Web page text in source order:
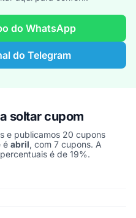
do WhatsApp
do Telegram
soltar cupom
e publicamos 20 cupons
é abril, com 7 cupons. A
é de 19%.
somando os últimos 5 anos